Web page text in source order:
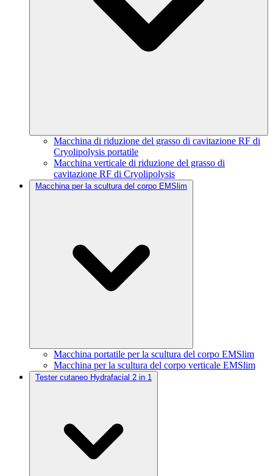
Macchina di riduzione del grasso di cavitazione RF di
Cryolipolysis portatile
Macchina verticale di riduzione del grasso di
cavitazione RF di Cryolipolysis
Macchina per la scultura del corpo EMSlim
Macchina portatile per la scultura del corpo EMSlim
Macchina per la scultura del corpo verticale EMSlim
Tester cutaneo Hydrafacial 2 in 1